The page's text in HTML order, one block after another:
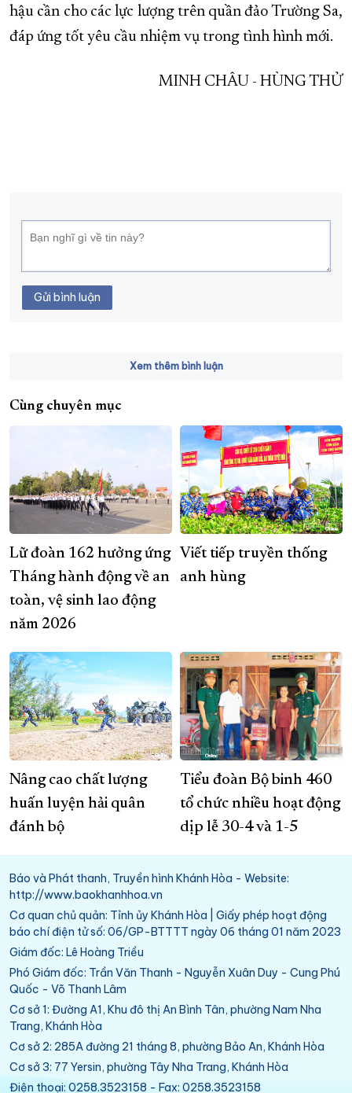
hậu cần cho các lực lượng trên quần đảo Trường Sa,
đáp ứng tốt yêu cầu nhiệm vụ trong tình hình mới.
MINH CHÂU - HÙNG THỬ
Gửi bình luận
Xem thêm bình luận
Cùng chuyên mục
Lữ đoàn 162 hưởng ứng
Tháng hành động về an
toàn, vệ sinh lao động
năm 2026
Viết tiếp truyền thống
anh hùng
Nâng cao chất lượng
huấn luyện hải quân
đánh bộ
Tiểu đoàn Bộ binh 460
tổ chức nhiều hoạt động
dịp lễ 30-4 và 1-5
Báo và Phát thanh, Truyền hình Khánh Hòa - Website:
http://www.baokhanhhoa.vn
Cơ quan chủ quản: Tỉnh ủy Khánh Hòa | Giấy phép hoạt động
báo chí điện tử số: 06/GP-BTTTT ngày 06 tháng 01 năm 2023
Giám đốc: Lê Hoàng Triều
Phó Giám đốc: Trần Văn Thanh - Nguyễn Xuân Duy - Cung Phú
Quốc - Võ Thanh Lâm
Cơ sở 1: Đường A1, Khu đô thị An Bình Tân, phường Nam Nha
Trang, Khánh Hòa
Cơ sở 2: 285A đường 21 tháng 8, phường Bảo An, Khánh Hòa
Cơ sở 3: 77 Yersin, phường Tây Nha Trang, Khánh Hòa
Điện thoại: 0258.3523158 - Fax: 0258.3523158